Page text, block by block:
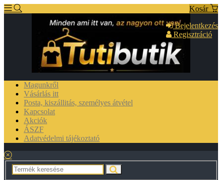
Kosár
Bejelentkezés
Regisztráció
Magunkről
Vásárlás itt
Posta, kiszállitás, személyes átvétel
Kapcsolat
Akciók
ÁSZF
Adatvédelmi tájékoztató